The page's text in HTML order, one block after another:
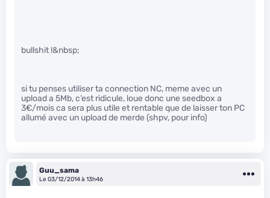
bullshit !&nbsp;
si tu penses utiliser ta connection NC, meme avec un
upload a 5Mb, c’est ridicule, loue donc une seedbox a
3€/mois ca sera plus utile et rentable que de laisser ton PC
allumé avec un upload de merde (shpv, pour info)
Guu_sama
Le 03/12/2014 à 13h46